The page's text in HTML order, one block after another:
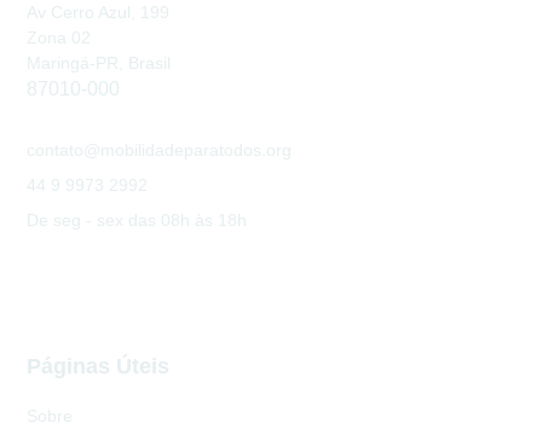
Páginas Úteis
Sobre
Av Cerro Azul, 199
Zona 02
Maringá-PR, Brasil
87010-000
contato@mobilidadeparatodos.org
44 9 9973 2992
De seg - sex das 08h às 18h